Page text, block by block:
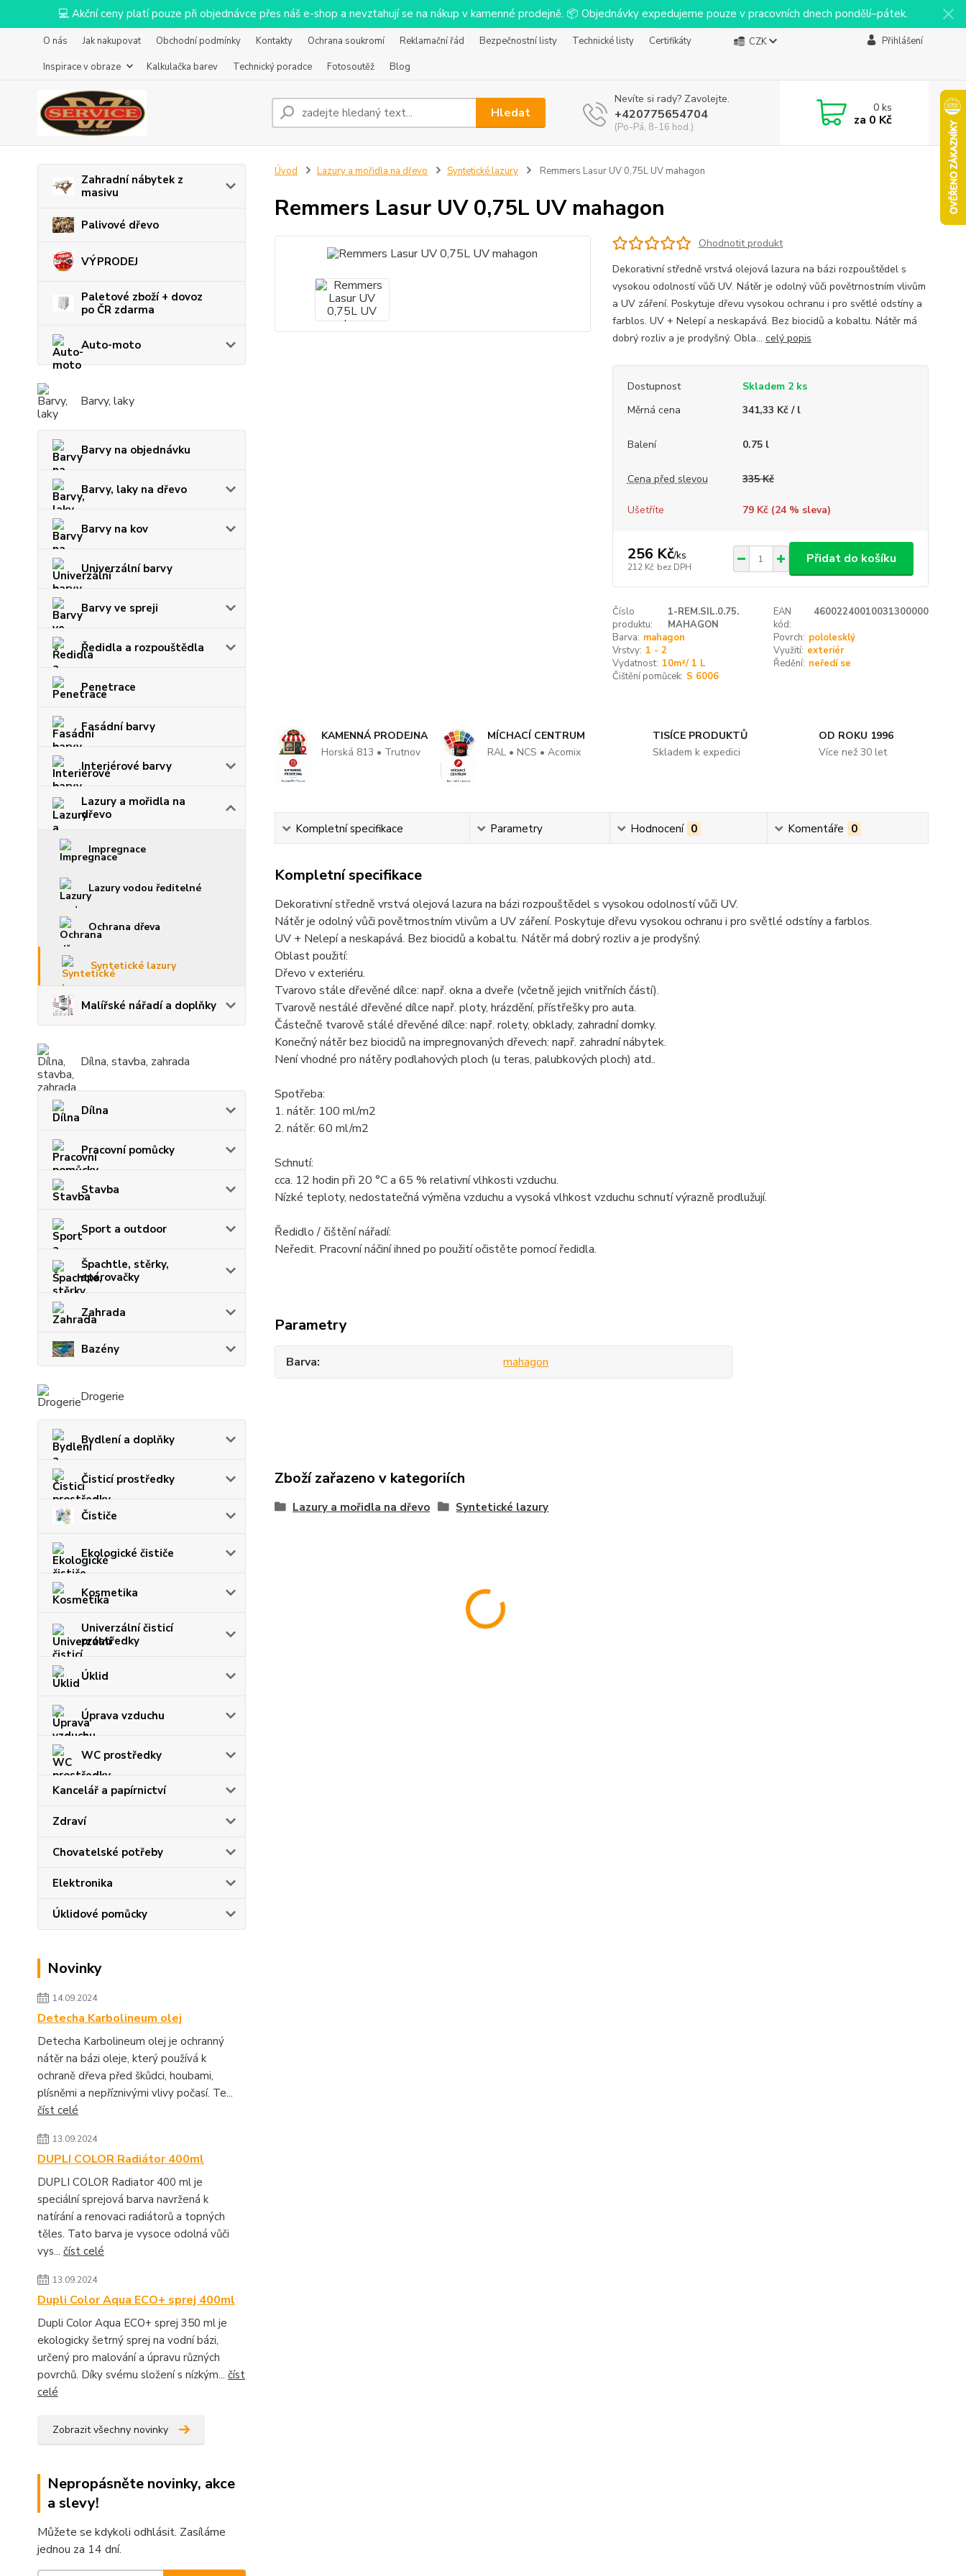
💻 Akční ceny platí pouze při objednávce přes náš e-shop a nevztahují se na nákup v kamenné prodejně. 📦 Objednávky expedujeme pouze v pracovních dnech pondělí–pátek.
O nás Jak nakupovat Obchodní podmínky Kontakty Ochrana soukromí Reklamační řád Bezpečnostní listy Technické listy
Certifikáty
Inspirace v obraze
Kalkulačka barev Technický poradce Fotosoutěž Blog
CZK Přihlášení
Hledat
Nevíte si rady? Zavolejte.
+420775654704
(Po-Pá, 8-16 hod.)
0ks
za 0 Kč
Zahradní nábytek z
masivu
Palivové dřevo
VÝPRODEJ
Paletové zboží + dovoz
po ČR zdarma
Auto-moto
Barvy, laky
Barvy na objednávku
Barvy, laky na dřevo
Barvy na kov
Univerzální barvy
Barvy ve spreji
Ředidla a rozpouštědla
Penetrace
Fasádní barvy
Interiérové barvy
Lazury a mořidla na
dřevo
Impregnace
Lazury vodou ředitelné
Ochrana dřeva
Syntetické lazury
Malířské nářadí a doplňky
Dílna, stavba, zahrada
Dílna
Pracovní pomůcky
Stavba
Sport a outdoor
Špachtle, stěrky,
spárovačky
Zahrada
Bazény
Drogerie
Bydlení a doplňky
Čisticí prostředky
Čističe
Ekologické čističe
Kosmetika
Univerzální čisticí
prostředky
Úklid
Úprava vzduchu
WC prostředky
Kancelář a papírnictví
Zdraví
Chovatelské potřeby
Elektronika
Úklidové pomůcky
Novinky
14.09.2024
Detecha Karbolineum olej
Detecha Karbolineum olej je ochranný
nátěr na bázi oleje, který používá k
ochraně dřeva před škůdci, houbami,
plísněmi a nepříznivými vlivy počasí. Te...
číst celé
13.09.2024
DUPLI COLOR Radiátor 400ml
DUPLI COLOR Radiator 400 ml je
speciální sprejová barva navržená k
natírání a renovaci radiátorů a topných
těles. Tato barva je vysoce odolná vůči
vys... číst celé
13.09.2024
Dupli Color Aqua ECO+ sprej 400ml
Dupli Color Aqua ECO+ sprej 350 ml je
ekologicky šetrný sprej na vodní bázi,
určený pro malování a úpravu různých
povrchů. Díky svému složení s nízkým... číst
celé
Zobrazit všechny novinky
Nepropásněte novinky, akce
a slevy!
Můžete se kdykoli odhlásit. Zasíláme
jednou za 14 dní.
Úvod Lazury a mořidla na dřevo Syntetické lazury Remmers Lasur UV 0,75L UV mahagon
Remmers Lasur UV 0,75L UV mahagon
Ohodnotit produkt
Dekorativní středně vrstvá olejová lazura na bázi rozpouštědel s
vysokou odolností vůči UV. Nátěr je odolný vůči povětrnostním vlivům
a UV záření. Poskytuje dřevu vysokou ochranu i pro světlé odstíny a
farblos. UV + Nelepí a neskapává. Bez biocidů a kobaltu. Nátěr má
dobrý rozliv a je prodyšný. Obla... celý popis
Dostupnost
Skladem 2 ks
Měrná cena
341,33 Kč / l
Balení 0.75 l
Cena před slevou 335 Kč
Ušetříte 79 Kč (24% sleva)
256 Kč/ks
212 Kč bez DPH
Přidat do košíku
Číslo
produktu:
1-REM.SIL.0.75.
MAHAGON
EAN
kód:
46002240010031300000
Barva: mahagon Povrch: pololesklý
Vrstvy: 1 - 2 Využití: exteriér
Vydatnost: 10m²/ 1 L Ředění: neředí se
Čištění pomůcek: S 6006
KAMENNÁ PRODEJNA
Horská 813 • Trutnov
MÍCHACÍ CENTRUM
RAL • NCS • Acomix
TISÍCE PRODUKTŮ
Skladem k expedici
OD ROKU 1996
Více než 30 let
Kompletní specifikace Parametry Hodnocení 0 Komentáře 0
Kompletní specifikace
Dekorativní středně vrstvá olejová lazura na bázi rozpouštědel s vysokou odolností vůči UV.
Nátěr je odolný vůči povětrnostním vlivům a UV záření. Poskytuje dřevu vysokou ochranu i pro světlé odstíny a farblos.
UV + Nelepí a neskapává. Bez biocidů a kobaltu. Nátěr má dobrý rozliv a je prodyšný.
Oblast použití:
Dřevo v exteriéru.
Tvarovo stále dřevěné dílce: např. okna a dveře (včetně jejich vnitřních částí).
Tvarově nestálé dřevěné dílce např. ploty, hrázdění, přístřešky pro auta.
Částečně tvarově stálé dřevěné dílce: např. rolety, obklady, zahradní domky.
Konečný nátěr bez biocidů na impregnovaných dřevech: např. zahradní nábytek.
Není vhodné pro nátěry podlahových ploch (u teras, palubkových ploch) atd..
Spotřeba:
1. nátěr: 100 ml/m2
2. nátěr: 60 ml/m2
Schnutí:
cca. 12 hodin při 20 °C a 65 % relativní vlhkosti vzduchu.
Nízké teploty, nedostatečná výměna vzduchu a vysoká vlhkost vzduchu schnutí výrazně prodlužují.
Ředidlo / čištění nářadí:
Neředit. Pracovní náčiní ihned po použití očistěte pomocí ředidla.
Parametry
Barva mahagon
Zboží zařazeno v kategoriích
Lazury a mořidla na dřevo Syntetické lazury